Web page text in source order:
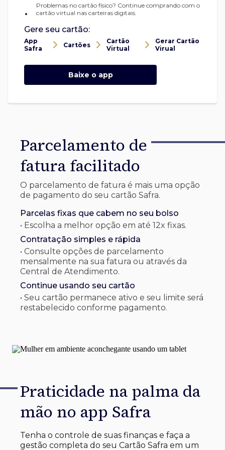
•
Problemas no cartão físico? Continue comprando com o
cartão virtual nas carteiras digitais.
Gere seu cartão:
App
Safra
Cartões
Cartão
Virtual
Gerar Cartão
Virual
Baixe o app
Parcelamento de
fatura facilitado
O parcelamento de fatura é mais uma opção
de pagamento do seu cartão Safra.
Parcelas fixas que cabem no seu bolso
• Escolha a melhor opção em até 12x fixas.
Contratação simples e rápida
• Consulte opções de parcelamento
mensalmente na sua fatura ou através da
Central de Atendimento.
Continue usando seu cartão
• Seu cartão permanece ativo e seu limite será
restabelecido conforme pagamento.
Praticidade na palma da
mão no app Safra
Tenha o controle de suas finanças e faça a
gestão completa do seu Cartão Safra em um